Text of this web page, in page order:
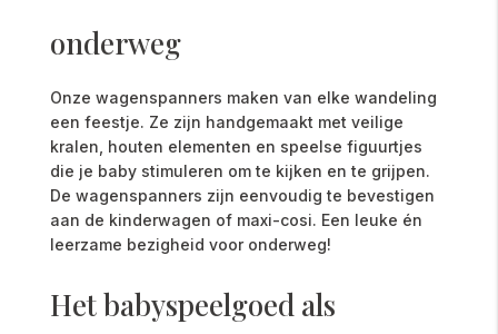
onderweg
Onze wagenspanners maken van elke wandeling
een feestje. Ze zijn handgemaakt met veilige
kralen, houten elementen en speelse figuurtjes
die je baby stimuleren om te kijken en te grijpen.
De wagenspanners zijn eenvoudig te bevestigen
aan de kinderwagen of maxi-cosi. Een leuke én
leerzame bezigheid voor onderweg!
Het babyspeelgoed als